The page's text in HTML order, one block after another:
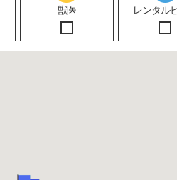
獣医 レンタル